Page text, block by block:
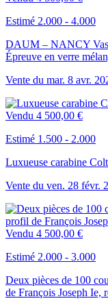
Estimé 2.000 - 4.000
DAUM – NANCY
Épreuve en verre
Vente du mar. 8 avr.
Vendu 4 500,00 €
Estimé 1.500 - 2.000
Luxueuse carabine
Vente du ven. 28 févr.
Vendu 4 500,00 €
Estimé 2.000 - 3.000
Deux pièces de 100
de François Joseph Ie,